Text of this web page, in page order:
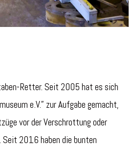
Retter. Seit 2005 hat es sich
e.V.” zur Aufgabe gemacht,
vor der Verschrottung oder
2016 haben die bunten